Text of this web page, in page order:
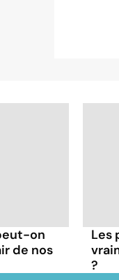
on
de nos
Les
?